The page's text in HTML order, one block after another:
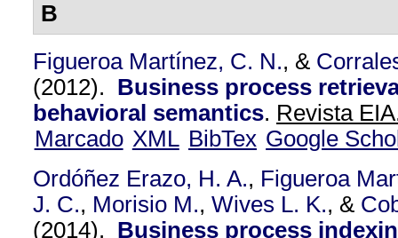
B
Figueroa Martínez, C. N., &
(2012). Business process
behavioral semantics. Revista
Marcado XML BibTex Google
Ordóñez Erazo, H. A., Figueroa
J. C., Morisio M., Wives L. K., &
(2014). Business process